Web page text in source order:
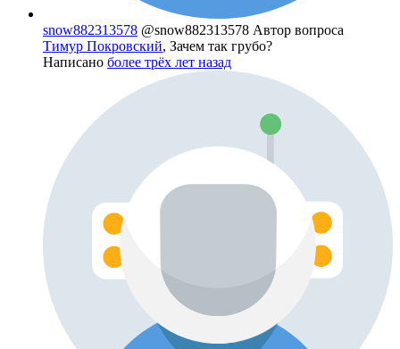
snow882313578 @snow882313578 Автор вопроса
Тимур Покровский, Зачем так грубо?
Написано более трёх лет назад